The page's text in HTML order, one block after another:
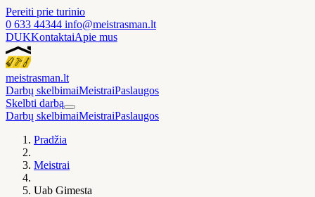
Pereiti prie turinio
0 633 44344 info@meistrasman.lt
DUKKontaktaiApie mus
meistrasman.lt
Darbų skelbimaiMeistraiPaslaugos
Skelbti darbą
Darbų skelbimaiMeistraiPaslaugos
Pradžia
Meistrai
Uab Gimesta